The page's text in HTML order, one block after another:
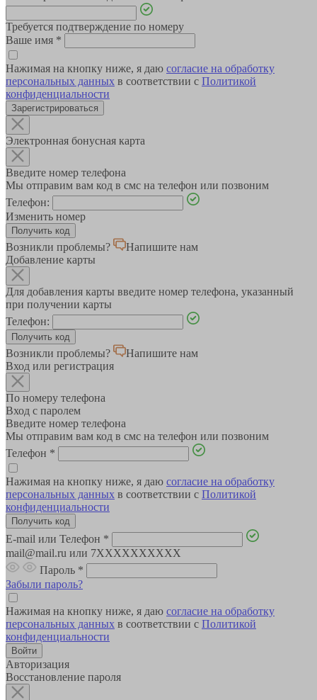
Требуется подтверждение по номеру
Ваше имя *
Нажимая на кнопку ниже, я даю согласие на обработку
персональных данных в соответствии с Политикой
конфиденциальности
Зарегистрироваться
Электронная бонусная карта
Введите номер телефона
Мы отправим вам код в смс на телефон или позвоним
Телефон:
Изменить номер
Возникли проблемы?
Напишите нам
Добавление карты
Для добавления карты введите номер телефона, указанный
при получении карты
Телефон:
Возникли проблемы?
Напишите нам
Вход или регистрация
По номеру телефона
Вход с паролем
Введите номер телефона
Мы отправим вам код в смс на телефон или позвоним
Телефон *
Нажимая на кнопку ниже, я даю согласие на обработку
персональных данных в соответствии с Политикой
конфиденциальности
E-mail или Телефон *
mail@mail.ru или 7XXXXXXXXXX
Пароль *
Забыли пароль?
Нажимая на кнопку ниже, я даю согласие на обработку
персональных данных в соответствии с Политикой
конфиденциальности
Авторизация
Восстановление пароля